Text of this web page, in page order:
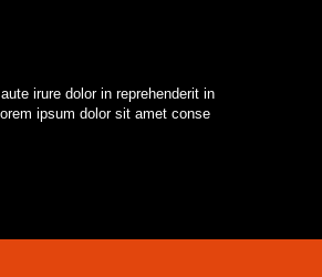
irure dolor in reprehenderit in
ipsum dolor sit amet conse